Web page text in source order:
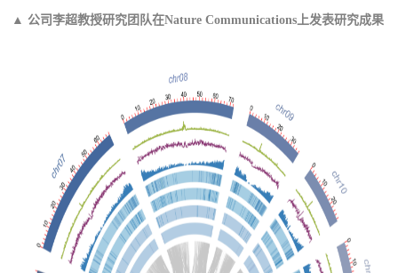
▲ 公司李超教授研究团队在Nature Communications上发表研究成果